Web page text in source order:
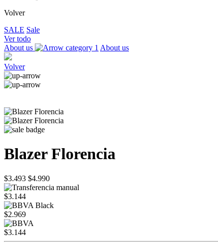
Volver
SALE Sale
Ver todo
About us
About us
Volver
Blazer Florencia
$3.493 $4.990
$3.144
$2.969
$3.144